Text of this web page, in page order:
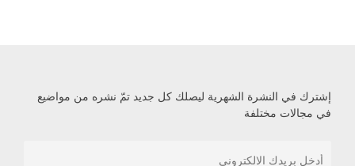
إشترك في النشرة الشهرية ليصلك كل جديد تمّ نشره من مواضيع
في مجالات مختلفة